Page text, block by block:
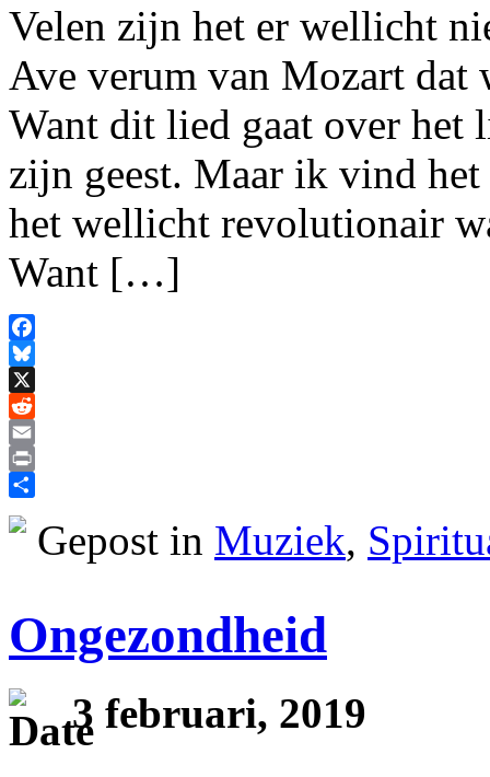
Velen zijn het er wellicht
Ave verum van Mozart dat
Want dit lied gaat over het
zijn geest. Maar ik vind
het wellicht revolutionair
Want […]
Facebook
Bluesky
X
Reddit
Email
Print
Gepost in Muziek,
Ongezondheid
3 februari, 2019